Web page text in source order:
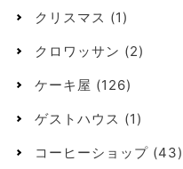
クリスマス (1)
クロワッサン (2)
ケーキ屋 (126)
ゲストハウス (1)
コーヒーショップ (43)